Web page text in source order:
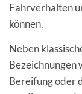
Fahrverhalten
können.
Neben
Bezeichnungen
Bereifung oder